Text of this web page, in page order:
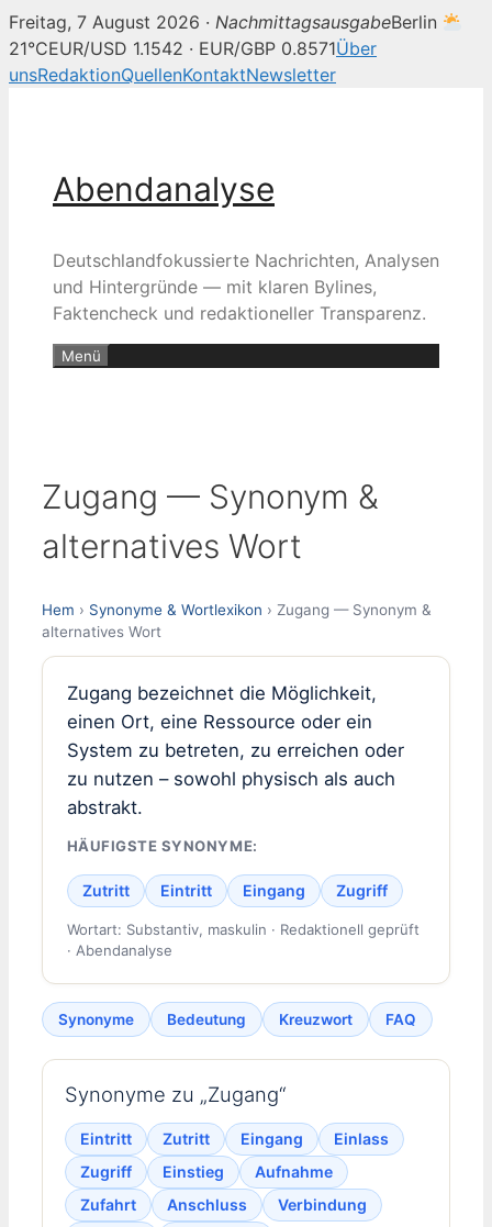
Freitag, 7 August 2026 · NachmittagsausgabeBerlin
21°CEUR/USD 1.1542 · EUR/GBP 0.8571Über
unsRedaktionQuellenKontaktNewsletter
Abendanalyse
Deutschlandfokussierte Nachrichten, Analysen
und Hintergründe — mit klaren Bylines,
Faktencheck und redaktioneller Transparenz.
Menü
Zugang — Synonym &
alternatives Wort
Hem › Synonyme & Wortlexikon › Zugang — Synonym &
alternatives Wort
Zugang bezeichnet die Möglichkeit,
einen Ort, eine Ressource oder ein
System zu betreten, zu erreichen oder
zu nutzen – sowohl physisch als auch
abstrakt.
HÄUFIGSTE SYNONYME:
Zutritt Eintritt Eingang Zugriff
Wortart: Substantiv, maskulin · Redaktionell geprüft
· Abendanalyse
Synonyme Bedeutung Kreuzwort FAQ
Synonyme zu „Zugang“
Eintritt Zutritt Eingang
Einlass
Zugriff
Einstieg
Aufnahme
Zufahrt
Anschluss
Verbindung